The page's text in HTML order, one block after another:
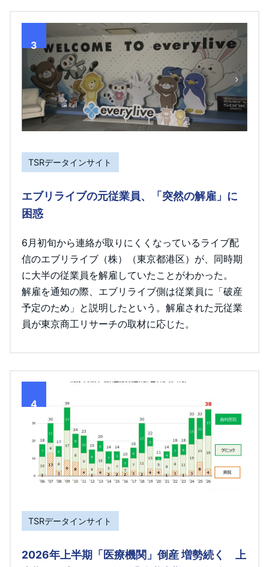
3
TSRデータインサイト
エブリライブの元従業員、「突然の解雇」に
困惑
6月初旬から連絡が取りにくくなっているライブ配
信のエブリライブ（株）（東京都港区）が、同時期
に大半の従業員を解雇していたことがわかった。
解雇を通知の際、エブリライブ側は従業員に「破産
予定のため」と説明したという。解雇された元従業
員が東京商工リサーチの取材に応じた。
4
TSRデータインサイト
2026年上半期「医療機関」倒産 増勢続く 上